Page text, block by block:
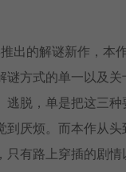
出的解谜新作，本
谜方式的单一以及关
逃脱，单是把这三
到厌烦。而本作从头
只有路上穿插的剧情